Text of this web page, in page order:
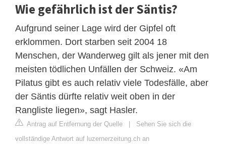
Wie gefährlich ist der Säntis?
Aufgrund seiner Lage wird der Gipfel oft
erklommen. Dort starben seit 2004 18
Menschen, der Wanderweg gilt als jener mit den
meisten tödlichen Unfällen der Schweiz. «Am
Pilatus gibt es auch relativ viele Todesfälle, aber
der Säntis dürfte relativ weit oben in der
Rangliste liegen», sagt Hasler.
Antrag auf Entfernung der Quelle | Sehen Sie sich die
vollständige Antwort auf luzernerzeitung.ch an